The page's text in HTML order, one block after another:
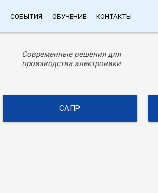
СОБЫТИЯ ОБУЧЕНИЕ КОНТАКТЫ
Современные решения для
производства электроники
САПР